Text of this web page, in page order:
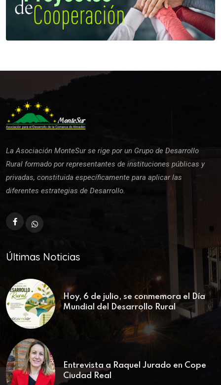
La Asociación MonteSur se rige por un Grupo de Desarrollo
Rural formado por representantes de instituciones públicas y
privadas, constituida específicamente para aplicar las
diferentes estrategias de Desarrollo.
Últimas Noticias
Hoy, 6 de julio, se conmemora el Día
Mundial del Desarrollo Rural
Entrevista a Raquel Jurado en Cope
Ciudad Real